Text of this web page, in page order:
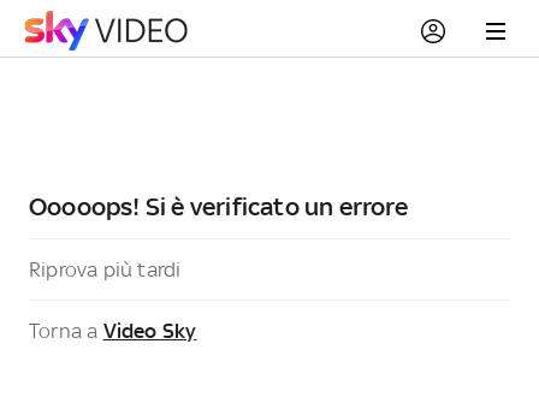
Ooooops! Si è verificato un errore
Riprova più tardi
Torna a Video Sky